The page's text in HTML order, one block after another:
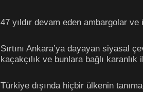
47 yıldır devam eden ambargolar
Sırtını Ankara’ya dayayan siyasal
kaçakçılık ve bunlara bağlı
Türkiye dışında hiçbir ülkenin